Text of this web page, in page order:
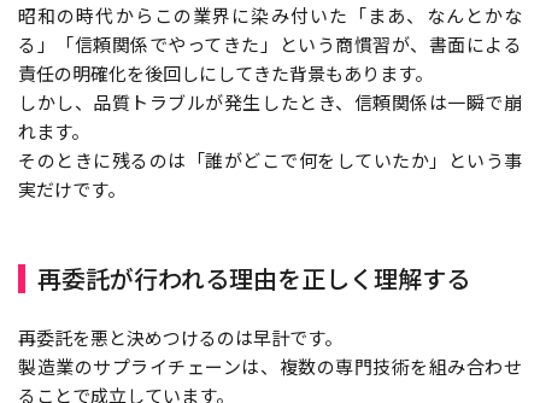
昭和の時代からこの業界に染み付いた「まあ、なんとかな
る」「信頼関係でやってきた」という商慣習が、書面による
責任の明確化を後回しにしてきた背景もあります。
しかし、品質トラブルが発生したとき、信頼関係は一瞬で崩
れます。
そのときに残るのは「誰がどこで何をしていたか」という事
実だけです。
再委託が行われる理由を正しく理解する
再委託を悪と決めつけるのは早計です。
製造業のサプライチェーンは、複数の専門技術を組み合わせ
ることで成立しています。